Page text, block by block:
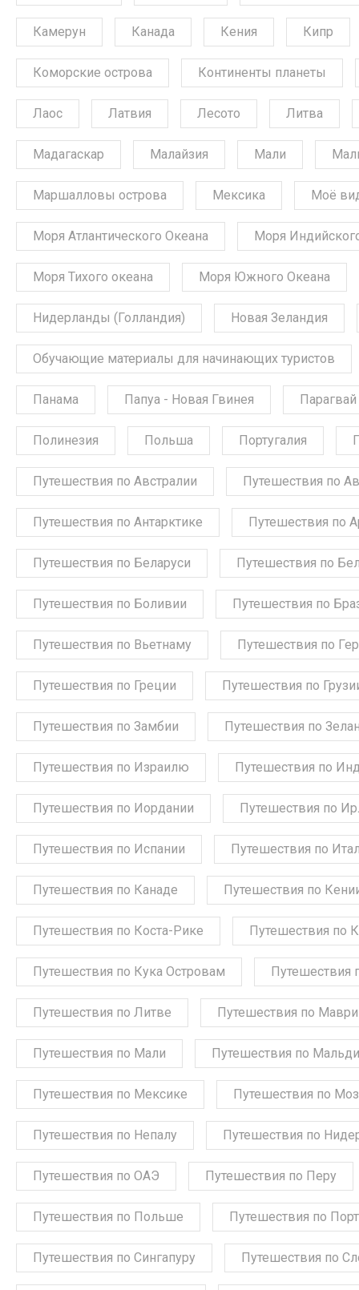
Камерун Канада Кения Кипр
Коморские острова Континенты планеты
Лаос Латвия Лесото Литва
Мадагаскар Малайзия Мали
Маршалловы острова Мексика Моё
Моря Атлантического Океана Моря
Моря Тихого океана Моря Южного Океана
Нидерланды (Голландия) Новая Зеландия
Обучающие материалы для начинающих туристов
Панама Папуа - Новая Гвинея Парагвай
Полинезия Польша Португалия
Путешествия по Австралии Путешествия по
Путешествия по Антарктике Путешествия по
Путешествия по Беларуси Путешествия по
Путешествия по Боливии Путешествия по
Путешествия по Вьетнаму Путешествия по
Путешествия по Греции Путешествия по
Путешествия по Замбии Путешествия по
Путешествия по Израилю Путешествия по
Путешествия по Иордании Путешествия по
Путешествия по Испании Путешествия по
Путешествия по Канаде Путешествия по
Путешествия по Коста-Рике Путешествия по
Путешествия по Кука Островам Путешествия
Путешествия по Литве Путешествия по
Путешествия по Мали Путешествия по
Путешествия по Мексике Путешествия по
Путешествия по Непалу Путешествия по
Путешествия по ОАЭ Путешествия по Перу
Путешествия по Польше Путешествия по
Путешествия по Сингапуру Путешествия по